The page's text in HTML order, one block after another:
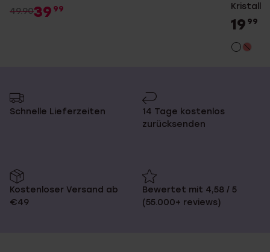
49.9039 99
Kristall
19 99
Schnelle Lieferzeiten
14 Tage kostenlos
zurücksenden
Kostenloser Versand ab
€49
Bewertet mit 4,58 / 5
(55.000+ reviews)